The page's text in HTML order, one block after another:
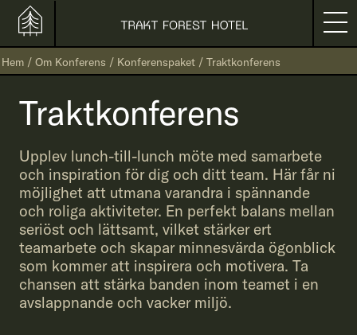
Hem / Om Konferens / Konferenspaket / Traktkonferens
Traktkonferens
Upplev lunch-till-lunch möte med samarbete
och inspiration för dig och ditt team. Här får ni
möjlighet att utmana varandra i spännande
och roliga aktiviteter. En perfekt balans mellan
seriöst och lättsamt, vilket stärker ert
teamarbete och skapar minnesvärda ögonblick
som kommer att inspirera och motivera. Ta
chansen att stärka banden inom teamet i en
avslappnande och vacker miljö.